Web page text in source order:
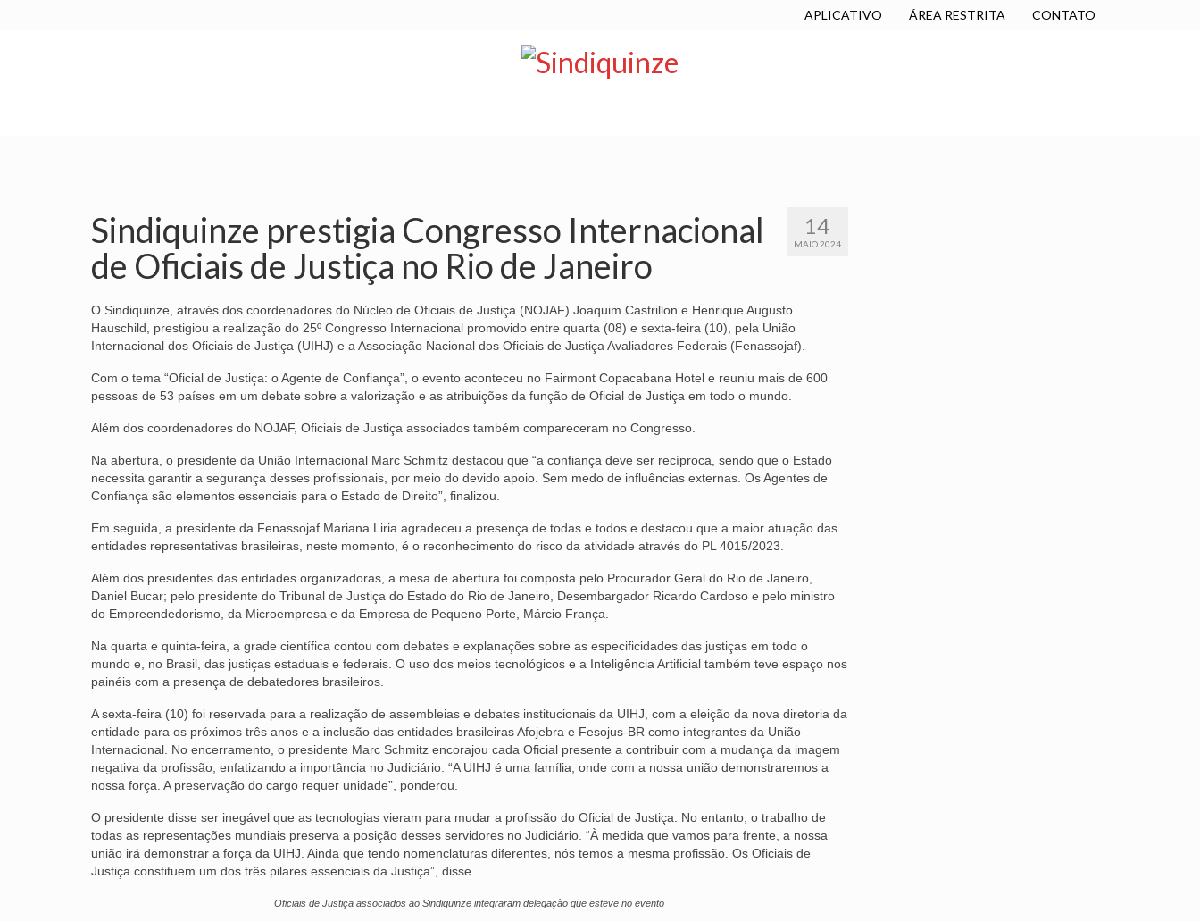
APLICATIVO ÁREA RESTRITA CONTATO
14
MAIO 2024
Sindiquinze prestigia Congresso Internacional
de Oficiais de Justiça no Rio de Janeiro
O Sindiquinze, através dos coordenadores do Núcleo de Oficiais de Justiça (NOJAF) Joaquim Castrillon e Henrique Augusto
Hauschild, prestigiou a realização do 25º Congresso Internacional promovido entre quarta (08) e sexta-feira (10), pela União
Internacional dos Oficiais de Justiça (UIHJ) e a Associação Nacional dos Oficiais de Justiça Avaliadores Federais (Fenassojaf).
Com o tema “Oficial de Justiça: o Agente de Confiança”, o evento aconteceu no Fairmont Copacabana Hotel e reuniu mais de 600
pessoas de 53 países em um debate sobre a valorização e as atribuições da função de Oficial de Justiça em todo o mundo.
Além dos coordenadores do NOJAF, Oficiais de Justiça associados também compareceram no Congresso.
Na abertura, o presidente da União Internacional Marc Schmitz destacou que “a confiança deve ser recíproca, sendo que o Estado
necessita garantir a segurança desses profissionais, por meio do devido apoio. Sem medo de influências externas. Os Agentes de
Confiança são elementos essenciais para o Estado de Direito”, finalizou.
Em seguida, a presidente da Fenassojaf Mariana Liria agradeceu a presença de todas e todos e destacou que a maior atuação das
entidades representativas brasileiras, neste momento, é o reconhecimento do risco da atividade através do PL 4015/2023.
Além dos presidentes das entidades organizadoras, a mesa de abertura foi composta pelo Procurador Geral do Rio de Janeiro,
Daniel Bucar; pelo presidente do Tribunal de Justiça do Estado do Rio de Janeiro, Desembargador Ricardo Cardoso e pelo ministro
do Empreendedorismo, da Microempresa e da Empresa de Pequeno Porte, Márcio França.
Na quarta e quinta-feira, a grade científica contou com debates e explanações sobre as especificidades das justiças em todo o
mundo e, no Brasil, das justiças estaduais e federais. O uso dos meios tecnológicos e a Inteligência Artificial também teve espaço nos
painéis com a presença de debatedores brasileiros.
A sexta-feira (10) foi reservada para a realização de assembleias e debates institucionais da UIHJ, com a eleição da nova diretoria da
entidade para os próximos três anos e a inclusão das entidades brasileiras Afojebra e Fesojus-BR como integrantes da União
Internacional. No encerramento, o presidente Marc Schmitz encorajou cada Oficial presente a contribuir com a mudança da imagem
negativa da profissão, enfatizando a importância no Judiciário. “A UIHJ é uma família, onde com a nossa união demonstraremos a
nossa força. A preservação do cargo requer unidade”, ponderou.
O presidente disse ser inegável que as tecnologias vieram para mudar a profissão do Oficial de Justiça. No entanto, o trabalho de
todas as representações mundiais preserva a posição desses servidores no Judiciário. “À medida que vamos para frente, a nossa
união irá demonstrar a força da UIHJ. Ainda que tendo nomenclaturas diferentes, nós temos a mesma profissão. Os Oficiais de
Justiça constituem um dos três pilares essenciais da Justiça”, disse.
Oficiais de Justiça associados ao Sindiquinze integraram delegação que esteve no evento